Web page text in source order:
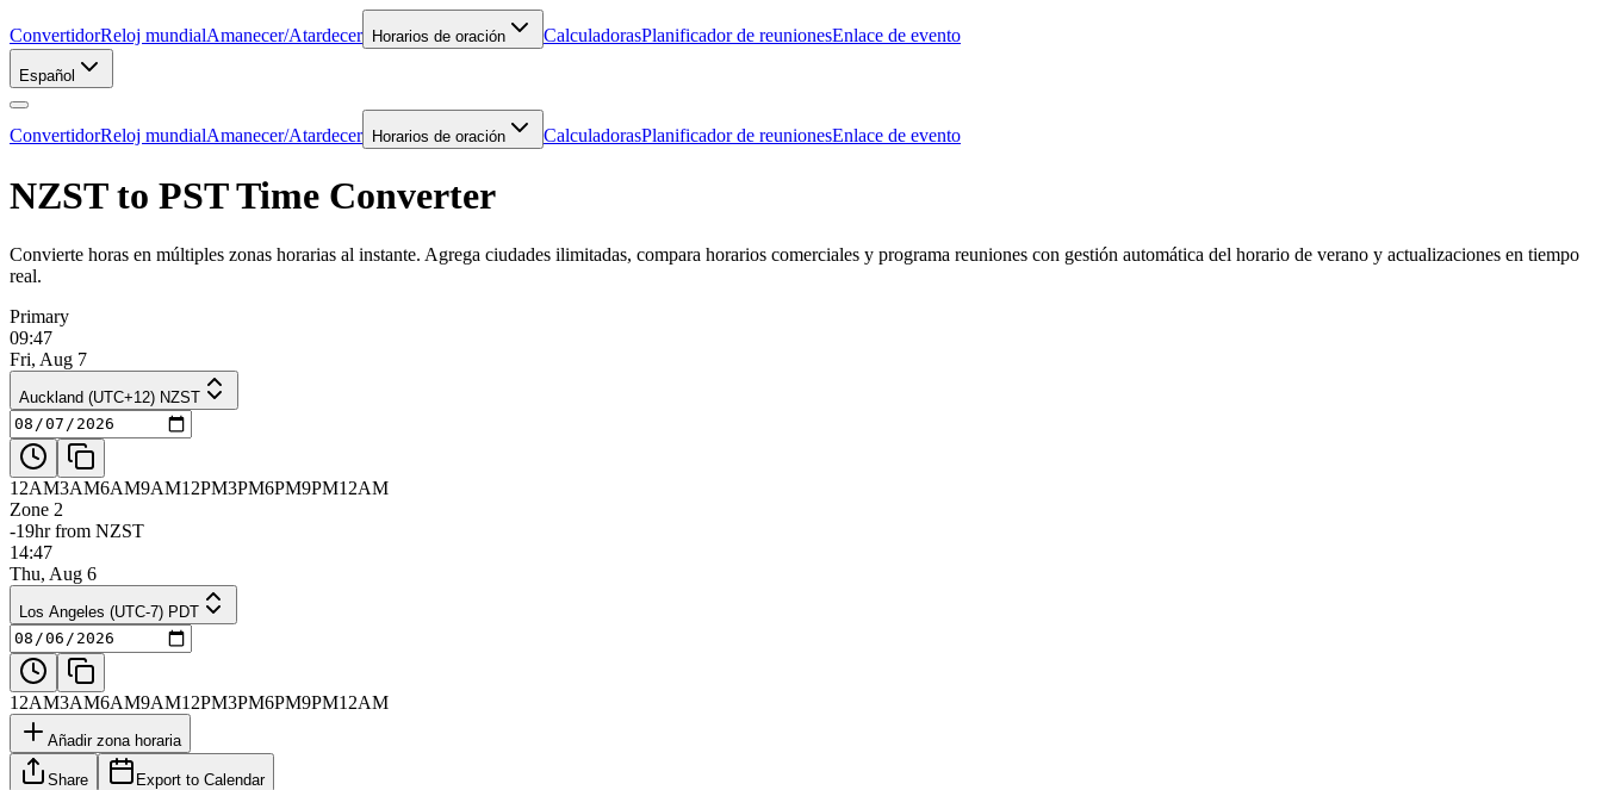
ConvertidorReloj mundialAmanecer/Atardecer Horarios de oración CalculadorasPlanificador de reunionesEnlace de evento
Español
ConvertidorReloj mundialAmanecer/Atardecer Horarios de oración CalculadorasPlanificador de reunionesEnlace de evento
NZST to PST Time Converter
Convierte horas en múltiples zonas horarias al instante. Agrega ciudades ilimitadas, compara horarios comerciales y programa reuniones con gestión automática del horario de verano y actualizaciones en tiempo
real.
Primary
09:47
Fri, Aug 7
Auckland (UTC+12) NZST
12AM3AM6AM9AM12PM3PM6PM9PM12AM
Zone 2
-19hr from NZST
14:47
Thu, Aug 6
Los Angeles (UTC-7) PDT
12AM3AM6AM9AM12PM3PM6PM9PM12AM
Añadir zona horaria
Share Export to Calendar